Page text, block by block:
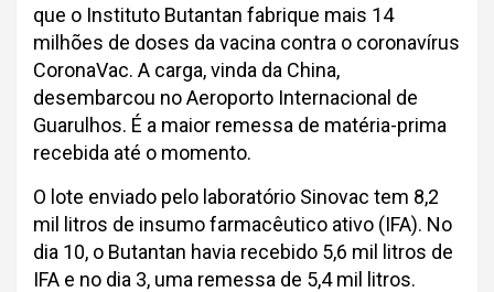
que o Instituto Butantan fabrique mais 14
milhões de doses da vacina contra o coronavírus
CoronaVac. A carga, vinda da China,
desembarcou no Aeroporto Internacional de
Guarulhos. É a maior remessa de matéria-prima
recebida até o momento.
O lote enviado pelo laboratório Sinovac tem 8,2
mil litros de insumo farmacêutico ativo (IFA). No
dia 10, o Butantan havia recebido 5,6 mil litros de
IFA e no dia 3, uma remessa de 5,4 mil litros.